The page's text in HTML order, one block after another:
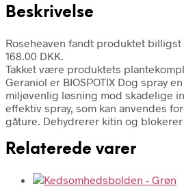
Beskrivelse
Roseheaven fandt produktet
168.00 DKK.
Takket være produktets
Geraniol er BIOSPOTIX Dog spray
miljøvenlig løsning mod skadelige
effektiv spray, som kan anvendes
gåture. Dehydrerer kitin og blokerer
Relaterede varer